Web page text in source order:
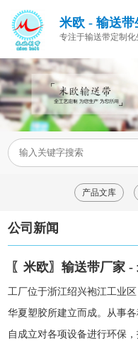
米欧 - 输送带
专注于输送带定制
产品文库
公司新闻
〖米欧〗输送带厂家 -
工厂位于浙江绍兴袍江工业
华夏塑胶所建立而成。从事
自成立对各项设备进行环保